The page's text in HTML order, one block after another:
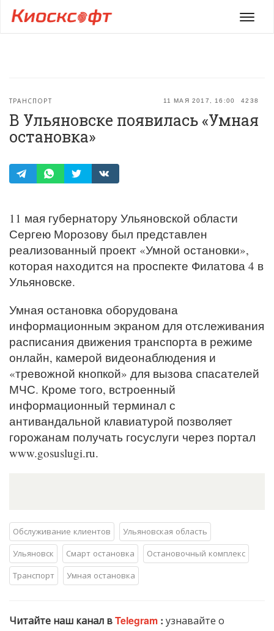
Меню
11 МАЯ 2017, 16:00 4238
ТРАНСПОРТ
В Ульяновске появилась «Умная
остановка»
11 мая губернатору Ульяновской области
Сергею Морозову был представлен
реализованный проект «Умной остановки»,
которая находится на проспекте Филатова 4 в
Ульяновске.
Умная остановка оборудована
информационным экраном для отслеживания
расписания движения транспорта в режиме
онлайн, камерой видеонаблюдения и
«тревожной кнопкой» для вызова спасателей
МЧС. Кроме того, встроенный
информационный терминал с
антивандальной клавиатурой позволяет
горожанам получать госуслуги через портал
www.gosuslugi.ru.
Обслуживание клиентов
Ульяновская область
Ульяновск
Смарт остановка
Остановочный комплекс
Транспорт
Умная остановка
Читайте наш канал вTelegram : узнавайте о